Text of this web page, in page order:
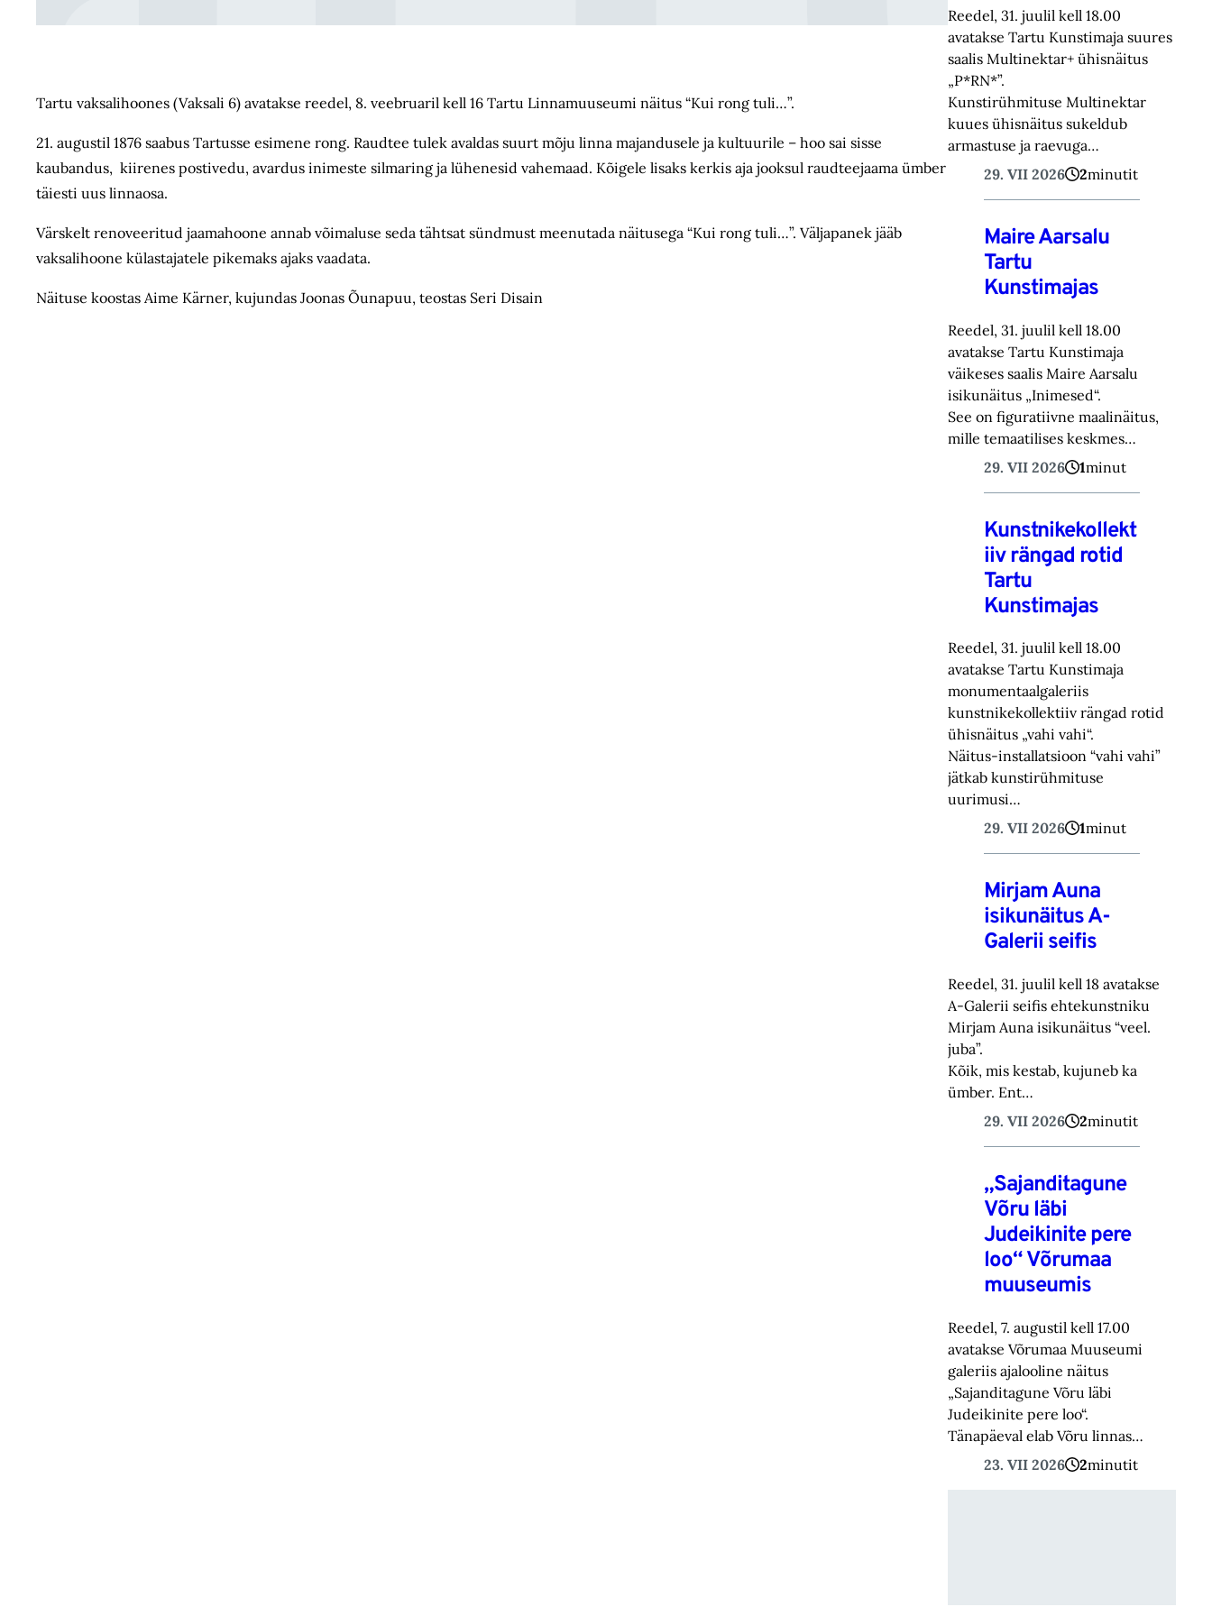
Tartu vaksalihoones (Vaksali 6) avatakse reedel, 8. veebruaril kell 16 Tartu Linnamuuseumi näitus “Kui rong tuli…”.
21. augustil 1876 saabus Tartusse esimene rong. Raudtee tulek avaldas suurt mõju linna majandusele ja kultuurile – hoo sai sisse
kaubandus, kiirenes postivedu, avardus inimeste silmaring ja lühenesid vahemaad. Kõigele lisaks kerkis aja jooksul raudteejaama ümber
täiesti uus linnaosa.
Värskelt renoveeritud jaamahoone annab võimaluse seda tähtsat sündmust meenutada näitusega “Kui rong tuli…”. Väljapanek jääb
vaksalihoone külastajatele pikemaks ajaks vaadata.
Näituse koostas Aime Kärner, kujundas Joonas Õunapuu, teostas Seri Disain
Reedel, 31. juulil kell 18.00
avatakse Tartu Kunstimaja suures
saalis Multinektar+ ühisnäitus
„P*RN*”.
Kunstirühmituse Multinektar
kuues ühisnäitus sukeldub
armastuse ja raevuga…
29. VII 2026
2minutit
Maire Aarsalu
Tartu
Kunstimajas
Reedel, 31. juulil kell 18.00
avatakse Tartu Kunstimaja
väikeses saalis Maire Aarsalu
isikunäitus „Inimesed“.
See on figuratiivne maalinäitus,
mille temaatilises keskmes…
29. VII 2026
1minut
Kunstnikekollekt
iiv rängad rotid
Tartu
Kunstimajas
Reedel, 31. juulil kell 18.00
avatakse Tartu Kunstimaja
monumentaalgaleriis
kunstnikekollektiiv rängad rotid
ühisnäitus „vahi vahi“.
Näitus-installatsioon “vahi vahi”
jätkab kunstirühmituse
uurimusi…
29. VII 2026
1minut
Mirjam Auna
isikunäitus A-
Galerii seifis
Reedel, 31. juulil kell 18 avatakse
A-Galerii seifis ehtekunstniku
Mirjam Auna isikunäitus “veel.
juba”.
Kõik, mis kestab, kujuneb ka
ümber. Ent…
29. VII 2026
2minutit
„Sajanditagune
Võru läbi
Judeikinite pere
loo“ Võrumaa
muuseumis
Reedel, 7. augustil kell 17.00
avatakse Võrumaa Muuseumi
galeriis ajalooline näitus
„Sajanditagune Võru läbi
Judeikinite pere loo“.
Tänapäeval elab Võru linnas…
23. VII 2026
2minutit